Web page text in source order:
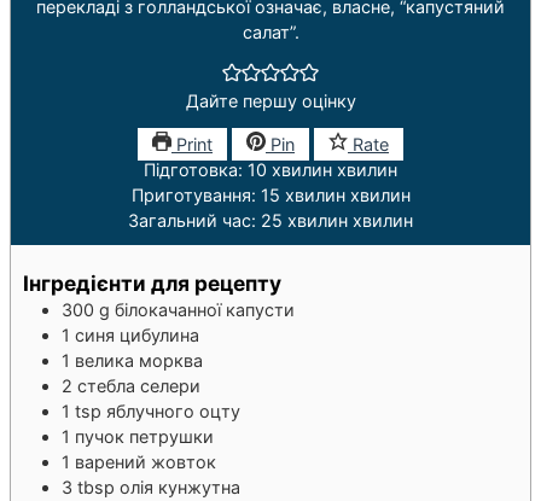
перекладі з голландської означає, власне, “капустяний
салат”.
Дайте першу оцінку
Print Pin
Rate
Підготовка: 10 хвилин хвилин
Приготування: 15 хвилин хвилин
Загальний час: 25 хвилин хвилин
Інгредієнти для рецепту
300 g білокачанної капусти
1 синя цибулина
1 велика морква
2 стебла селери
1 tsp яблучного оцту
1 пучок петрушки
1 варений жовток
3 tbsp олія кунжутна